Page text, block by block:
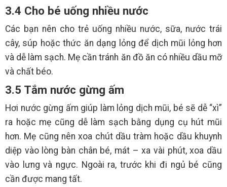
3.4 Cho bé uống nhiều nước
Các bạn nên cho trẻ uống nhiều nước, sữa, nước trái
cây, súp hoặc thức ăn dạng lỏng để dịch mũi lỏng hơn
và dễ làm sạch. Mẹ cần tránh ăn đồ ăn có nhiều dầu mỡ
và chất béo.
3.5 Tắm nước gừng ấm
Hơi nước gừng ấm giúp làm lỏng dịch mũi, bé sẽ dễ “xì”
ra hoặc mẹ cũng dễ làm sạch bằng dụng cụ hút mũi
hơn. Mẹ cũng nên xoa chút dầu tràm hoặc dầu khuynh
diệp vào lòng bàn chân bé, mát – xa vài phút, xoa dầu
vào lưng và ngực. Ngoài ra, trước khi đi ngủ bé cũng
cần được mang tất.